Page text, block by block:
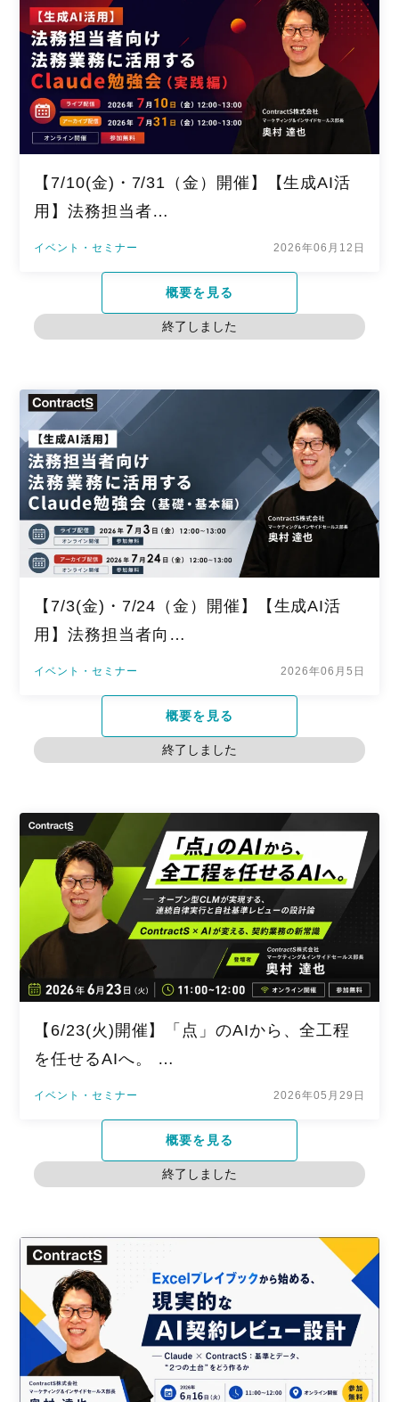
【7/10(金)・7/31（金）開催】【生成AI活
用】法務担当者…
イベント・セミナー 2026年06月12日
概要を見る
終了しました
【7/3(金)・7/24（金）開催】【生成AI活
用】法務担当者向…
イベント・セミナー 2026年06月5日
概要を見る
終了しました
【6/23(火)開催】「点」のAIから、全工程
を任せるAIへ。 …
イベント・セミナー 2026年05月29日
概要を見る
終了しました